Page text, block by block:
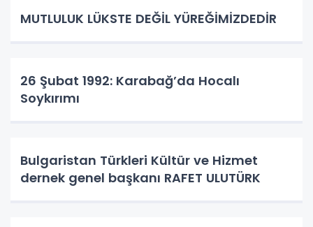
MUTLULUK LÜKSTE DEĞİL YÜREĞİMİZDEDİR
26 Şubat 1992: Karabağ’da Hocalı
Soykırımı
Bulgaristan Türkleri Kültür ve Hizmet
dernek genel başkanı RAFET ULUTÜRK